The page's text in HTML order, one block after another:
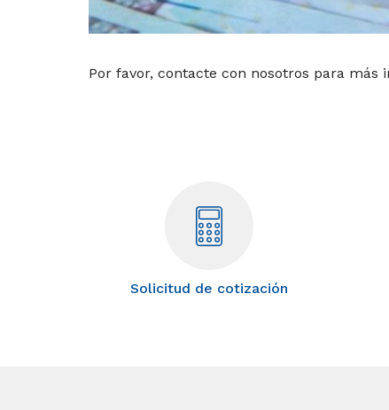
Por favor, contacte con nosotros para más
Solicitud de cotización